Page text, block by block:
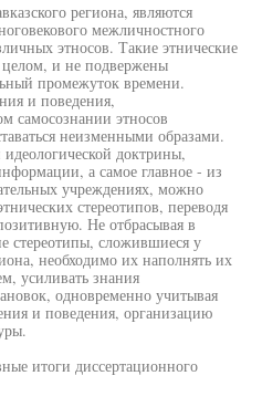
региона, являются
межличностного
этносов. Такие этнические
целом, и не подвержены
промежуток времени.
и поведения,
самосознании этносов
неизменными образами.
доктрины,
а самое главное - из
учреждениях, можно
стереотипов, переводя
Не отбрасывая в
стереотипы, сложившиеся у
необходимо их наполнять их
усиливать знания
одновременно учитывая
и поведения, организацию
итоги диссертационного